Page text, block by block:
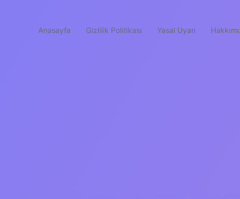
Anasayfa Gizlilik Politikası Yasal Uyarı